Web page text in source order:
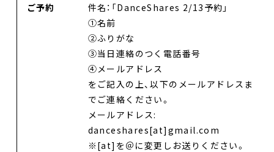
お問合せ
Select Language▼
ご予約
件名：「DanceShares 2/13予約」
①名前
②ふりがな
③当日連絡のつく電話番号
④メールアドレス
をご記入の上、以下のメールアドレスま
でご連絡ください。
メールアドレス:
danceshares[at]gmail.com
※[at]を＠に変更しお送りください。